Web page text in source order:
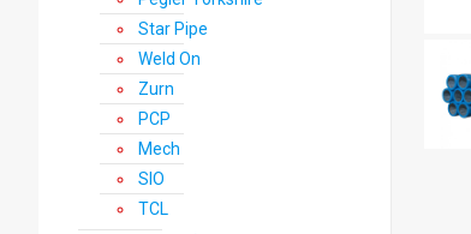
Star Pipe
Weld On
Zurn
PCP
Mech
SIO
TCL